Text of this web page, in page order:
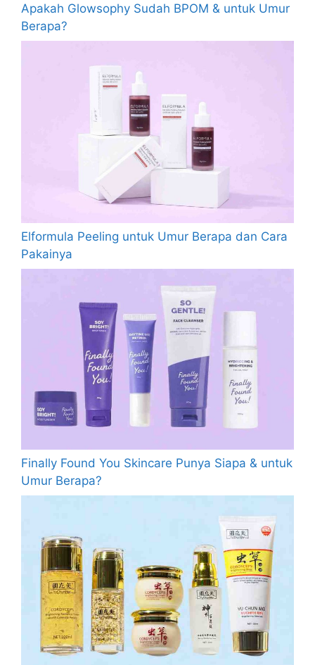
Apakah Glowsophy Sudah BPOM & untuk Umur
Berapa?
Elformula Peeling untuk Umur Berapa dan Cara
Pakainya
Finally Found You Skincare Punya Siapa & untuk
Umur Berapa?